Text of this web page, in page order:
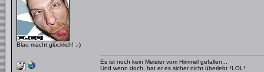
Blau macht glücklich! ;-)
Es ist noch kein Meister vom Himmel gefallen...
Und wenn doch, hat er es sicher nicht überlebt *LOL*